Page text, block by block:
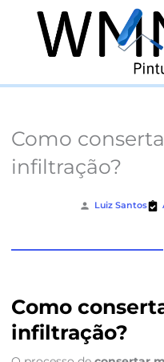
conteúdo
Como
infiltração?
Luiz Santos
Como
infiltração?